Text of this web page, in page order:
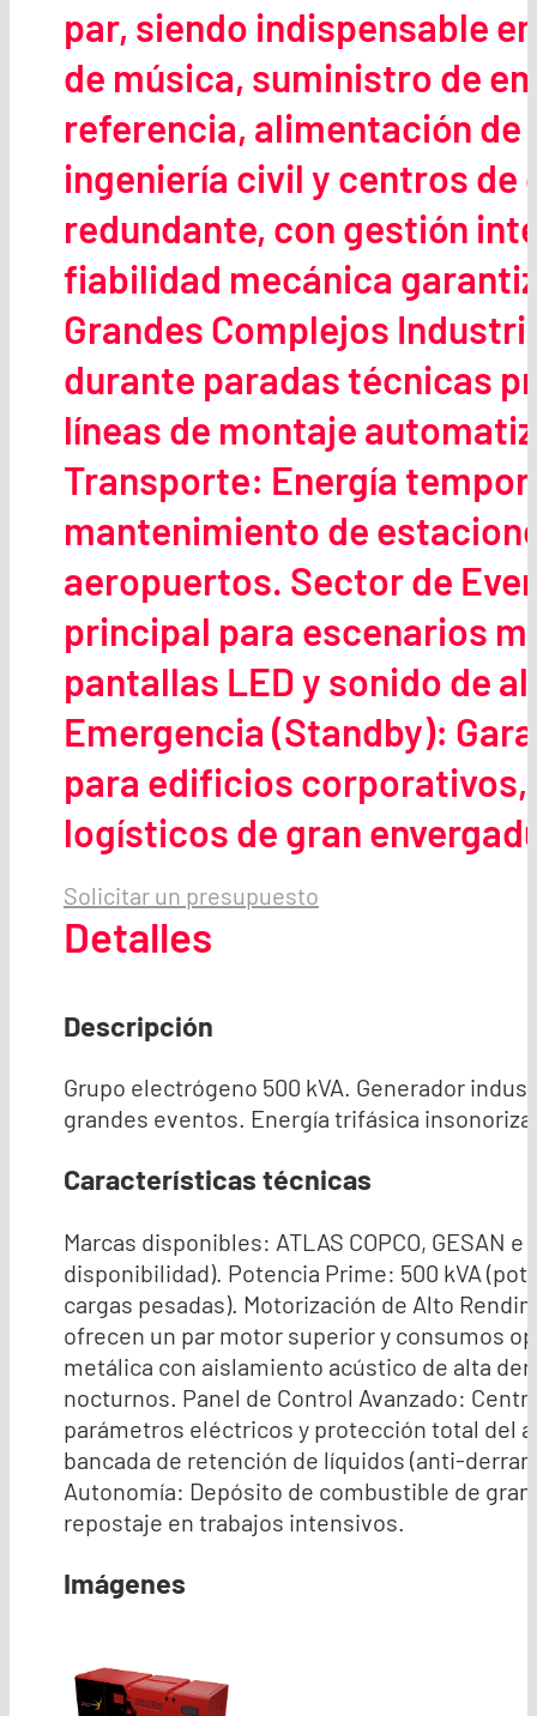
par, siendo indispensable
de música, suministro de
referencia, alimentación de
ingeniería civil y centros de
redundante, con gestión
fiabilidad mecánica
Grandes Complejos
durante paradas técnicas
líneas de montaje
Transporte: Energía
mantenimiento de
aeropuertos. Sector de
principal para escenarios
pantallas LED y sonido de
Emergencia (Standby):
para edificios
logísticos de gran
Solicitar un presupuesto
Detalles
Descripción
Grupo electrógeno 500 kVA. Generador
grandes eventos. Energía trifásica
Características técnicas
Marcas disponibles: ATLAS COPCO, GESAN
disponibilidad). Potencia Prime: 500 kVA
cargas pesadas). Motorización de Alto
ofrecen un par motor superior y consumos
metálica con aislamiento acústico de alta
nocturnos. Panel de Control Avanzado:
parámetros eléctricos y protección total del
bancada de retención de líquidos (anti-
Autonomía: Depósito de combustible de
repostaje en trabajos intensivos.
Imágenes